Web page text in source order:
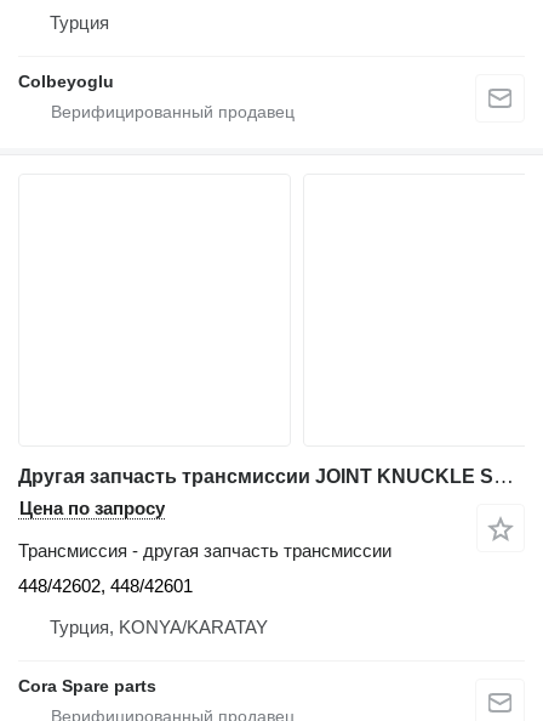
Турция
Colbeyoglu
Другая запчасть трансмиссии JOINT KNUCKLE SWIVEL LEFT 448/42602 для экскаватора-погрузчика JCB 3CX 448/42602, 448/42601
Цена по запросу
Трансмиссия - другая запчасть трансмиссии
448/42602, 448/42601
Турция, KONYA/KARATAY
Cora Spare parts